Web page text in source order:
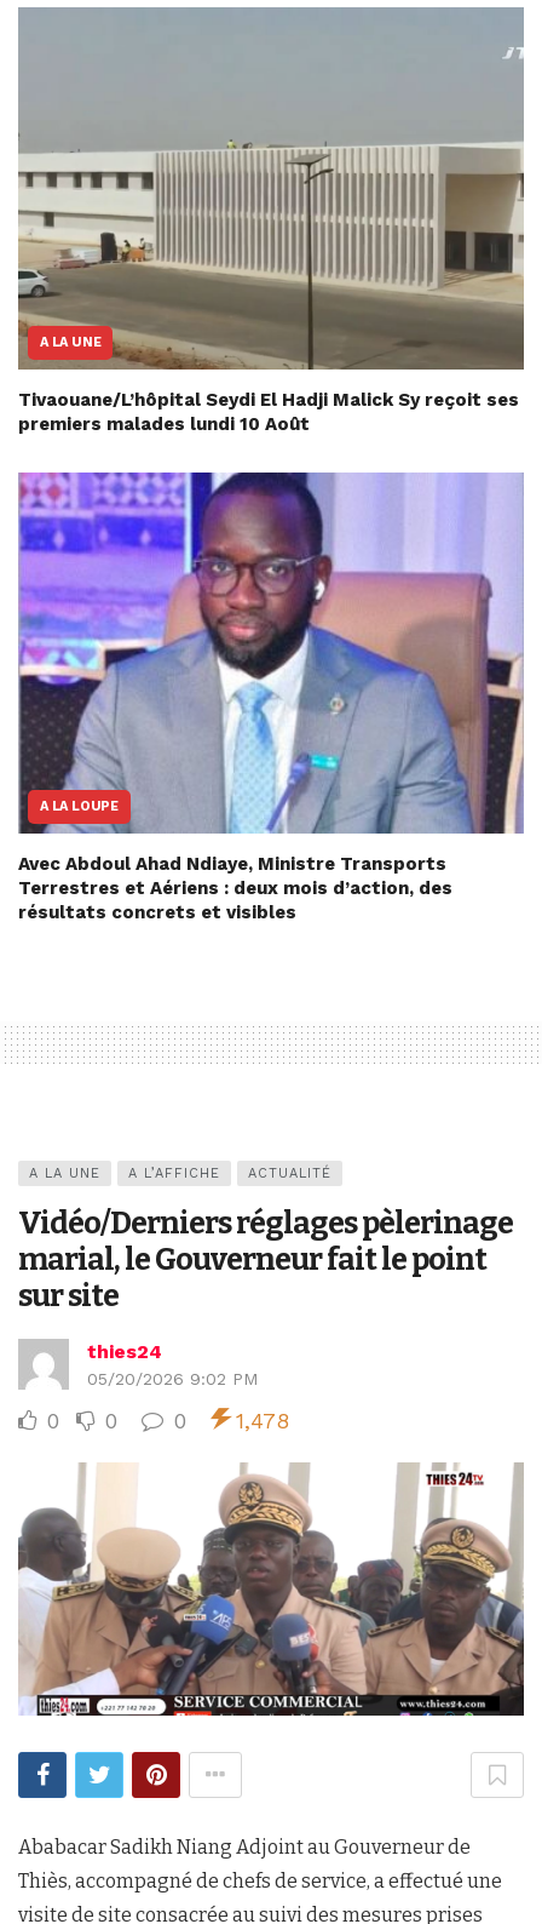
A LA UNE
Tivaouane/L’hôpital Seydi El Hadji Malick Sy reçoit ses
premiers malades lundi 10 Août
A LA LOUPE
Avec Abdoul Ahad Ndiaye, Ministre Transports
Terrestres et Aériens : deux mois d’action, des
résultats concrets et visibles
A LA UNE A L’AFFICHE ACTUALITÉ
Vidéo/Derniers réglages pèlerinage
marial, le Gouverneur fait le point
sur site
thies24
05/20/2026 9:02 PM
0 0 0 1,478
Ababacar Sadikh Niang Adjoint au Gouverneur de
Thiès, accompagné de chefs de service, a effectué une
visite de site consacrée au suivi des mesures prises